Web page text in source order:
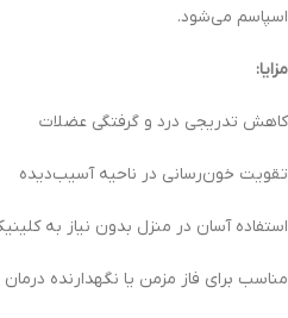
اسپاسم می‌شود.
مزایا:
کاهش تدریجی درد و گرفتگی عضلات
تقویت خون‌رسانی در ناحیه آسیب‌دیده
استفاده آسان در منزل بدون نیاز به
مناسب برای فاز مزمن یا نگهدارنده درمان